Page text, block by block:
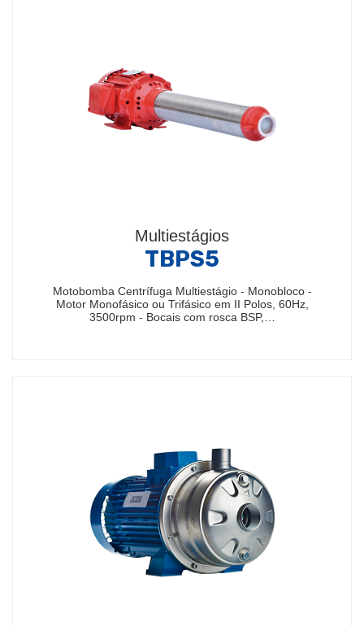
Multiestágios
TBPS5
Motobomba Centrífuga Multiestágio - Monobloco -
Motor Monofásico ou Trifásico em II Polos, 60Hz,
3500rpm - Bocais com rosca BSP,…